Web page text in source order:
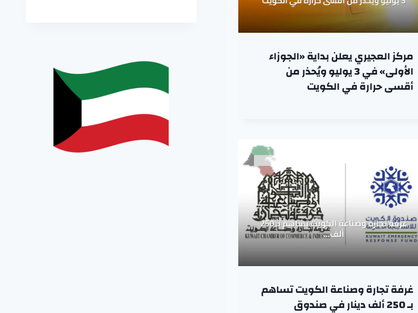
مركز العجيري يعلن بداية «الجوزاء
الأولى» في 3 يوليو ويُحذر من
أقسى حرارة في الكويت
غرفة تجارة وصناعة الكويت تساهم
بـ 250 ألف دينار في صندوق